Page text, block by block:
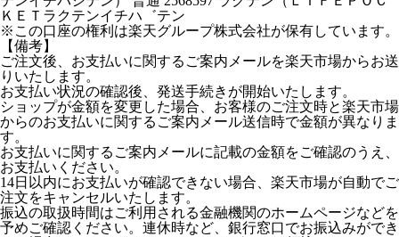
ＫＥＴラクテンイチハ゛テン
※この口座の権利は楽天グループ株式会社が保有しています。
【備考】
ご注文後、お支払いに関するご案内メールを楽天市場からお送
りいたします。
お支払い状況の確認後、発送手続きが開始いたします。
ショップが金額を変更した場合、お客様のご注文時と楽天市場
からのお支払いに関するご案内メール送信時で金額が異なりま
す。
お支払いに関するご案内メールに記載の金額をご確認のうえ、
お支払いください。
14日以内にお支払いが確認できない場合、楽天市場が自動でご
注文をキャンセルいたします。
振込の取扱時間はご利用される金融機関のホームページなどを
予めご確認ください。連休時など、銀行窓口でお振込みができ